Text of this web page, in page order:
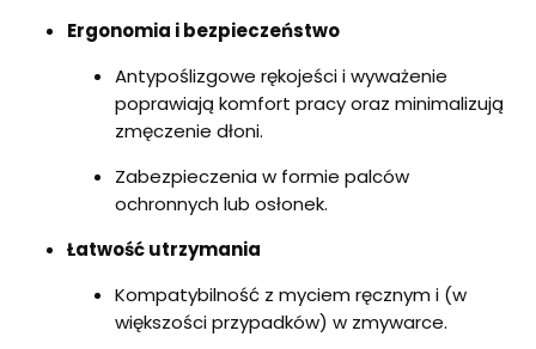
Ergonomia i bezpieczeństwo
Antypoślizgowe rękojeści i wyważenie
poprawiają komfort pracy oraz minimalizują
zmęczenie dłoni.
Zabezpieczenia w formie palców
ochronnych lub osłonek.
Łatwość utrzymania
Kompatybilność z myciem ręcznym i (w
większości przypadków) w zmywarce.